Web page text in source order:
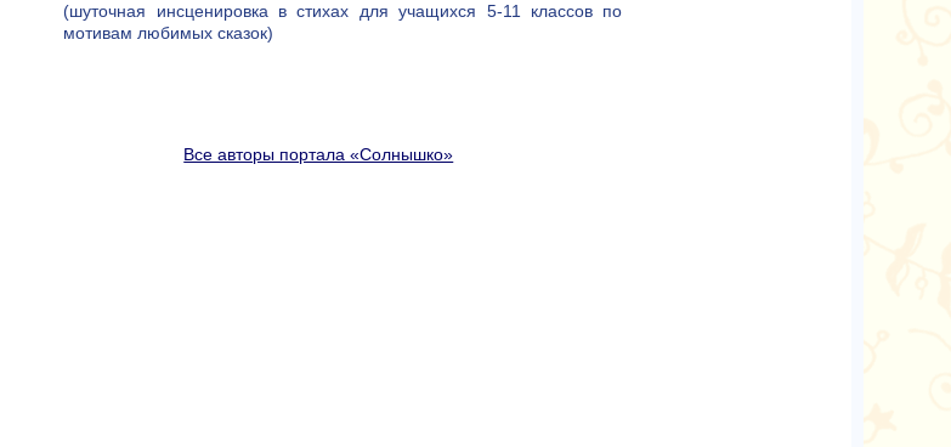
(шуточная инсценировка в стихах для учащихся 5-11 классов по
мотивам любимых сказок)
Все авторы портала «Солнышко»